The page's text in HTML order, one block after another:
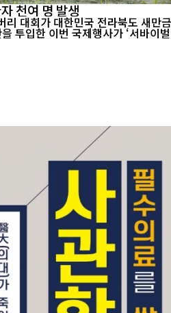
천여 명 발생
대회가 대한민국 전라북도 새
투입한 이번 국제행사가 ‘서바이